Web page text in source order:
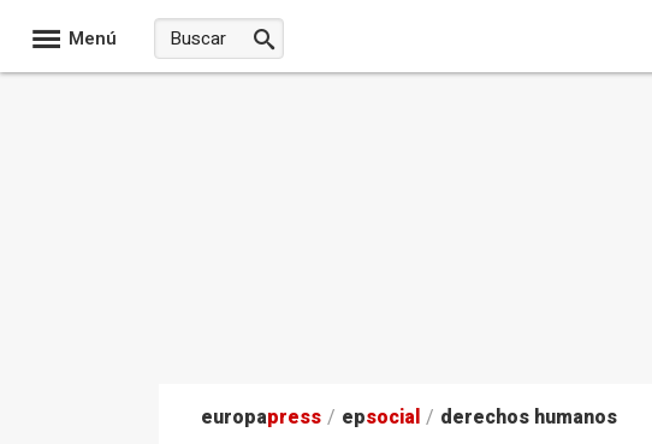
Menú
europapress / epsocial / derechos humanos